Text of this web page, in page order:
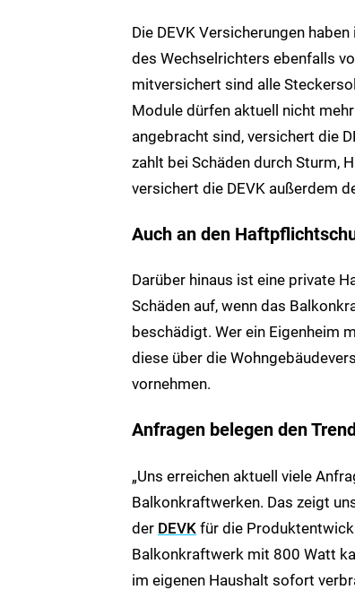
Die DEVK Versicherungen
des Wechselrichters ebenfalls
mitversichert sind alle
Module dürfen aktuell nicht
angebracht sind, versichert die
zahlt bei Schäden durch Sturm,
versichert die DEVK außerdem
Auch an den
Darüber hinaus ist eine private
Schäden auf, wenn das
beschädigt. Wer ein Eigenheim
diese über die
vornehmen.
Anfragen belegen den Trend
„Uns erreichen aktuell viele
Balkonkraftwerken. Das zeigt
der DEVK für die
Balkonkraftwerk mit 800 Watt
im eigenen Haushalt sofort